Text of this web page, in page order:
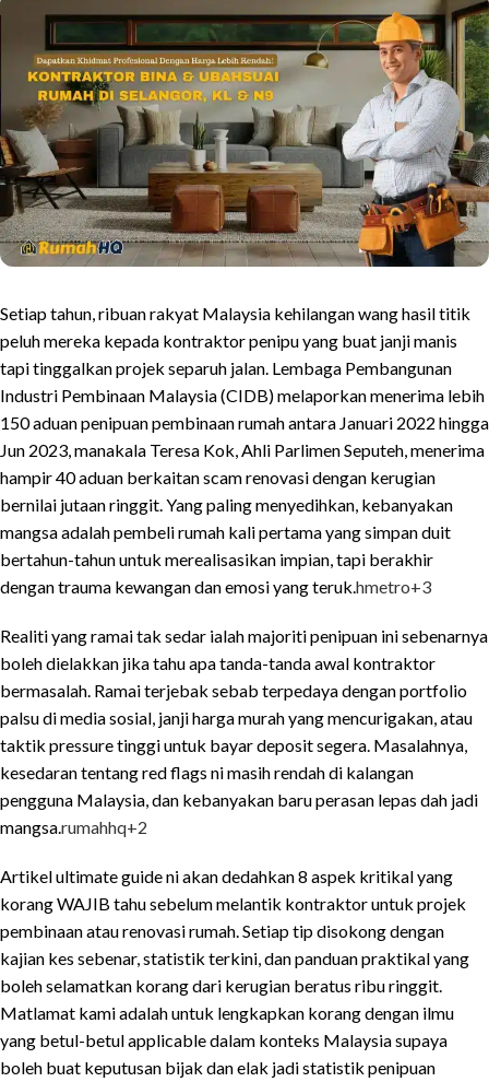
Setiap tahun, ribuan rakyat Malaysia kehilangan wang hasil titik
peluh mereka kepada kontraktor penipu yang buat janji manis
tapi tinggalkan projek separuh jalan. Lembaga Pembangunan
Industri Pembinaan Malaysia (CIDB) melaporkan menerima lebih
150 aduan penipuan pembinaan rumah antara Januari 2022 hingga
Jun 2023, manakala Teresa Kok, Ahli Parlimen Seputeh, menerima
hampir 40 aduan berkaitan scam renovasi dengan kerugian
bernilai jutaan ringgit. Yang paling menyedihkan, kebanyakan
mangsa adalah pembeli rumah kali pertama yang simpan duit
bertahun-tahun untuk merealisasikan impian, tapi berakhir
dengan trauma kewangan dan emosi yang teruk. hmetro+3
Realiti yang ramai tak sedar ialah majoriti penipuan ini sebenarnya
boleh dielakkan jika tahu apa tanda-tanda awal kontraktor
bermasalah. Ramai terjebak sebab terpedaya dengan portfolio
palsu di media sosial, janji harga murah yang mencurigakan, atau
taktik pressure tinggi untuk bayar deposit segera. Masalahnya,
kesedaran tentang red flags ni masih rendah di kalangan
pengguna Malaysia, dan kebanyakan baru perasan lepas dah jadi
mangsa.rumahhq+2
Artikel ultimate guide ni akan dedahkan 8 aspek kritikal yang
korang WAJIB tahu sebelum melantik kontraktor untuk projek
pembinaan atau renovasi rumah. Setiap tip disokong dengan
kajian kes sebenar, statistik terkini, dan panduan praktikal yang
boleh selamatkan korang dari kerugian beratus ribu ringgit.
Matlamat kami adalah untuk lengkapkan korang dengan ilmu
yang betul-betul applicable dalam konteks Malaysia supaya
boleh buat keputusan bijak dan elak jadi statistik penipuan